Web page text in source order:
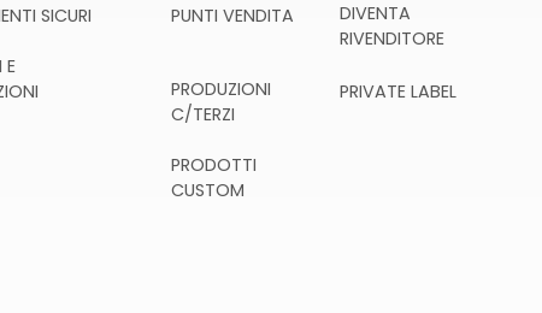
SICURI
E
PUNTI VENDITA
DIVENTA
RIVENDITORE
PRODUZIONI
C/TERZI
PRIVATE LABEL
PRODOTTI
CUSTOM